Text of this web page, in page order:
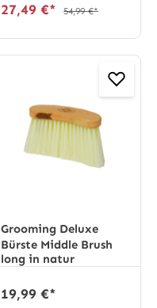
27,49 €* 54,99 €*
Grooming Deluxe
Bürste Middle Brush
long in natur
19,99 €*